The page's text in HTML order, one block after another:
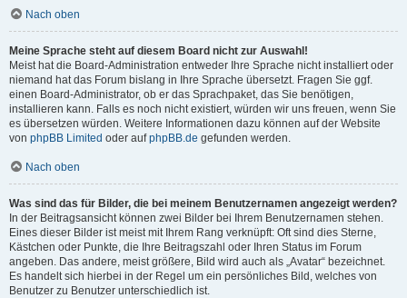
Nach oben
Meine Sprache steht auf diesem Board nicht zur Auswahl!
Meist hat die Board-Administration entweder Ihre Sprache nicht installiert oder
niemand hat das Forum bislang in Ihre Sprache übersetzt. Fragen Sie ggf.
einen Board-Administrator, ob er das Sprachpaket, das Sie benötigen,
installieren kann. Falls es noch nicht existiert, würden wir uns freuen, wenn Sie
es übersetzen würden. Weitere Informationen dazu können auf der Website
von phpBB Limited oder aufphpBB.de gefunden werden.
Nach oben
Was sind das für Bilder, die bei meinem Benutzernamen angezeigt werden?
In der Beitragsansicht können zwei Bilder bei Ihrem Benutzernamen stehen.
Eines dieser Bilder ist meist mit Ihrem Rang verknüpft: Oft sind dies Sterne,
Kästchen oder Punkte, die Ihre Beitragszahl oder Ihren Status im Forum
angeben. Das andere, meist größere, Bild wird auch als „Avatar“ bezeichnet.
Es handelt sich hierbei in der Regel um ein persönliches Bild, welches von
Benutzer zu Benutzer unterschiedlich ist.